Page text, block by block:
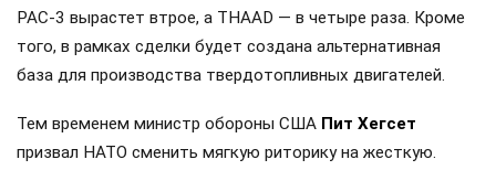
PAC-3 вырастет втрое, а THAAD — в четыре раза. Кроме
того, в рамках сделки будет создана альтернативная
база для производства твердотопливных двигателей.
Тем временем министр обороны США Пит Хегсет
призвал НАТО сменить мягкую риторику на жесткую.